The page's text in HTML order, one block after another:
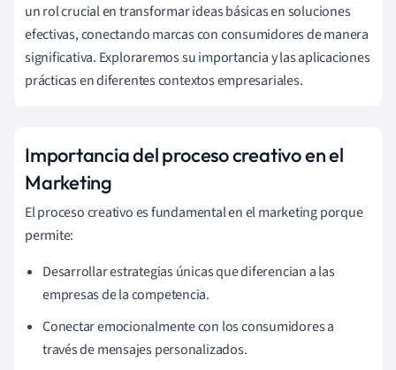
un rol crucial en transformar ideas básicas en soluciones
efectivas, conectando marcas con consumidores de manera
significativa. Exploraremos su importancia y las aplicaciones
prácticas en diferentes contextos empresariales.
Importancia del proceso creativo en el
Marketing
El proceso creativo es fundamental en el marketing porque
permite:
Desarrollar estrategias únicas que diferencian a las
empresas de la competencia.
Conectar emocionalmente con los consumidores a
través de mensajes personalizados.